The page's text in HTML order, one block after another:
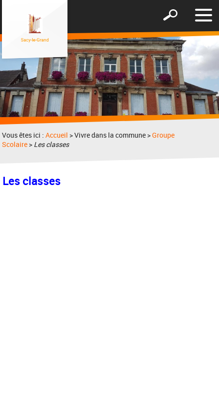
le
Afficher
formulaire
de
recherche
Vous êtes ici :Accueil > Vivre dans la commune >Groupe
Scolaire > Les classes
Les classes